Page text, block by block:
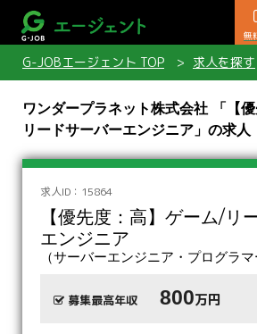
無
G-JOBエージェント TOP 求人を探す
ワンダープラネット株式会社 「【
リードサーバーエンジニア」の求人
求人ID：15864
【優先度：高】ゲーム/リ
エンジニア
（サーバーエンジニア・プログラマ
募集最高年収 800万円